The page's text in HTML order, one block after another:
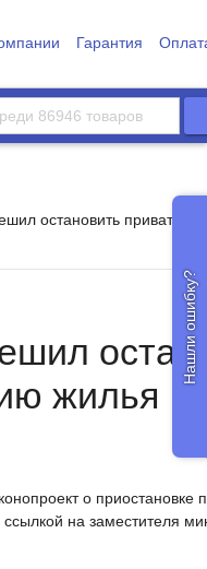
Гарантия
остановить
жилья
о
на заместителя
Нашли ошибку?